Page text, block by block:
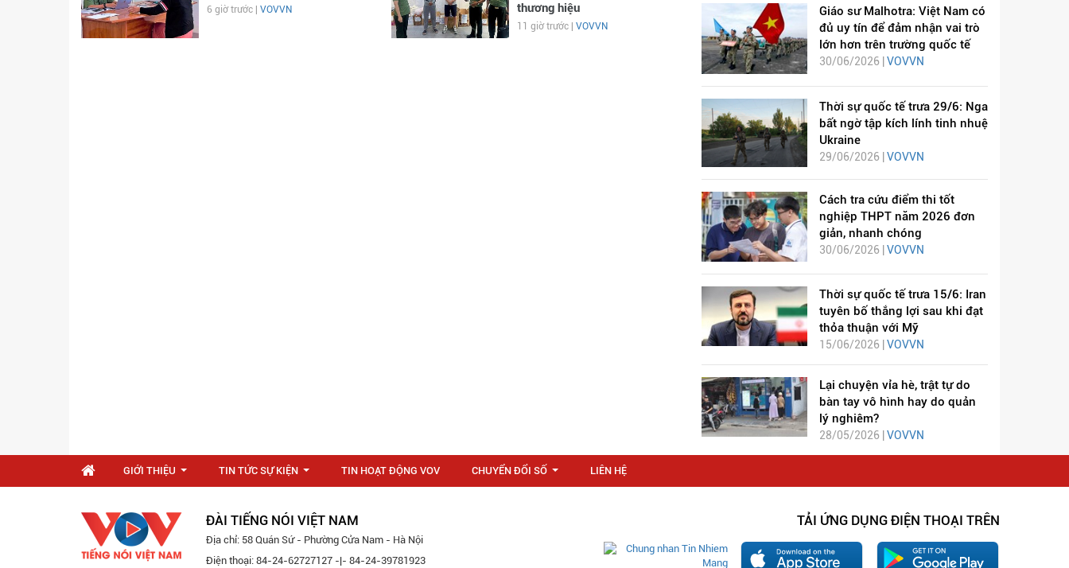
6 giờ trước | VOVVN
thương hiệu
11 giờ trước | VOVVN
Giáo sư Malhotra: Việt Nam có
đủ uy tín để đảm nhận vai trò
lớn hơn trên trường quốc tế
30/06/2026 | VOVVN
Thời sự quốc tế trưa 29/6: Nga
bất ngờ tập kích lính tinh nhuệ
Ukraine
29/06/2026 |VOVVN
Cách tra cứu điểm thi tốt
nghiệp THPT năm 2026 đơn
giản, nhanh chóng
30/06/2026 | VOVVN
Thời sự quốc tế trưa 15/6: Iran
tuyên bố thắng lợi sau khi đạt
thỏa thuận với Mỹ
15/06/2026 | VOVVN
Lại chuyện vỉa hè, trật tự do
bàn tay vô hình hay do quản
lý nghiêm?
28/05/2026 | VOVVN
GIỚI THIỆU TIN TỨC SỰ KIỆN TIN HOẠT ĐỘNG VOV CHUYỂN ĐỔI SỐ LIÊN HỆ
ĐÀI TIẾNG NÓI VIỆT NAM
Địa chỉ: 58 Quán Sứ - Phường Cửa Nam - Hà Nội
Điện thoại: 84-24-62727127 -|- 84-24-39781923
TẢI ỨNG DỤNG ĐIỆN THOẠI TRÊN